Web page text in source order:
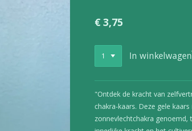
€ 3,75
In winkelwagen
"Ontdek de kracht van
chakra-kaars. Deze gele
zonnevlechtchakra genoemd,